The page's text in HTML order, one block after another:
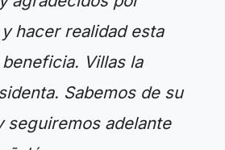
hacer realidad esta
Villas la
Sabemos de su
seguiremos adelante